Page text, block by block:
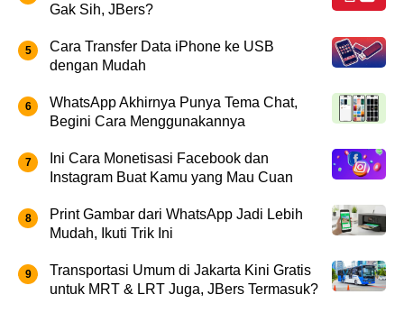
Gak Sih, JBers?
Cara Transfer Data iPhone ke USB
dengan Mudah
WhatsApp Akhirnya Punya Tema Chat,
Begini Cara Menggunakannya
Ini Cara Monetisasi Facebook dan
Instagram Buat Kamu yang Mau Cuan
Print Gambar dari WhatsApp Jadi Lebih
Mudah, Ikuti Trik Ini
Transportasi Umum di Jakarta Kini Gratis
untuk MRT & LRT Juga, JBers Termasuk?